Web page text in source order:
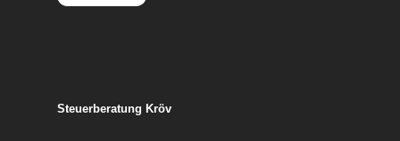
Steuerberatung Kröv